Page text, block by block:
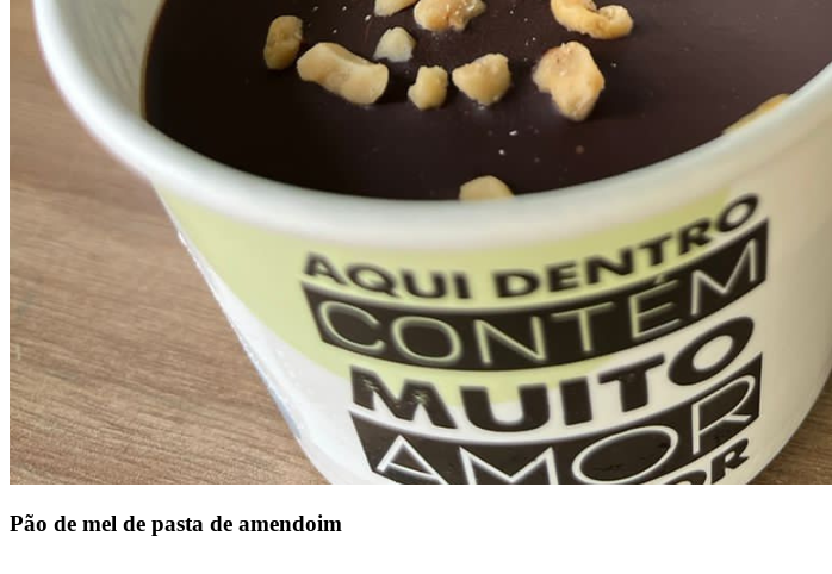
Pão de mel de pasta de amendoim